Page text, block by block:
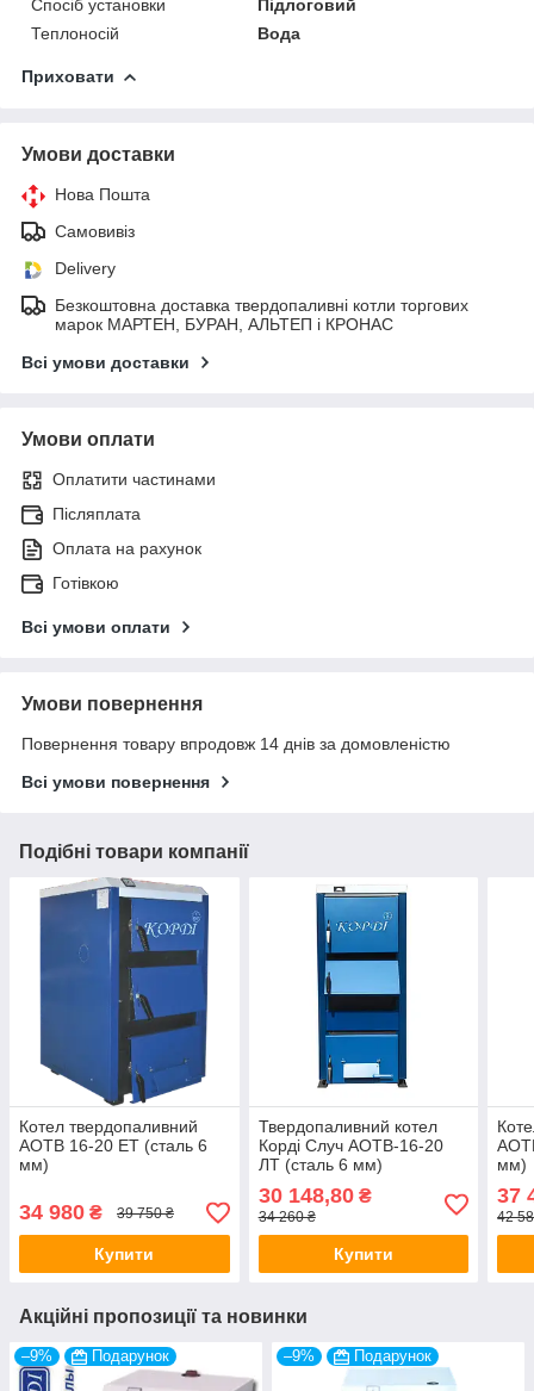
Спосіб установки
Підлоговий
Теплоносій
Вода
Приховати
Умови доставки
Нова Пошта
Самовивіз
Delivery
Безкоштовна доставка твердопаливні котли торгових
марок МАРТЕН, БУРАН, АЛЬТЕП і КРОНАС
Всі умови доставки
Умови оплати
Оплатити частинами
Післяплата
Оплата на рахунок
Готівкою
Всі умови оплати
Умови повернення
Повернення товару впродовж 14 днів за домовленістю
Всі умови повернення
Подібні товари компанії
Котел твердопаливний
АОТВ 16-20 ЕТ (сталь 6
мм)
34 980 ₴ 39 750 ₴
Купити
Твердопаливний котел
Корді Случ АОТВ-16-20
ЛТ (сталь 6 мм)
30 148,80₴
34 260 ₴
Купити
мм)
37
42
Акційні пропозиції та новинки
–9% Подарунок –9% Подарунок